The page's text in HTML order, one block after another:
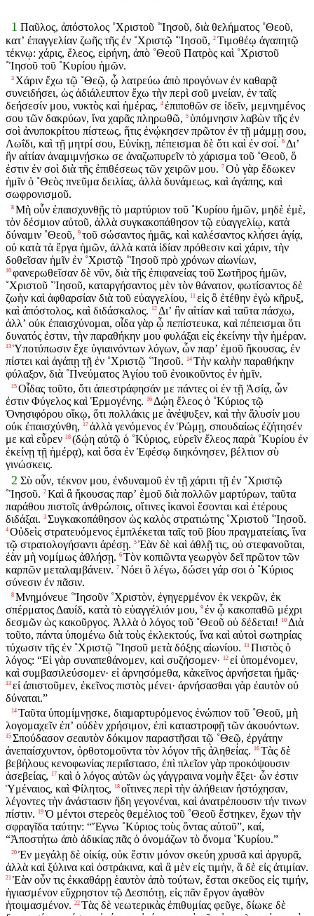
1 Παῦλος, ἀπόστολος ˚Χριστοῦ ˚Ἰησοῦ, διὰ θελήματος ˚Θεοῦ,
κατʼ ἐπαγγελίαν ζωῆς τῆς ἐν ˚Χριστῷ ˚Ἰησοῦ, 2 Τιμοθέῳ ἀγαπητῷ
τέκνῳ: χάρις, ἔλεος, εἰρήνη, ἀπὸ ˚Θεοῦ Πατρὸς καὶ ˚Χριστοῦ
˚Ἰησοῦ τοῦ ˚Κυρίου ἡμῶν.
3 Χάριν ἔχω τῷ ˚Θεῷ, ᾧ λατρεύω ἀπὸ προγόνων ἐν καθαρᾷ
συνειδήσει, ὡς ἀδιάλειπτον ἔχω τὴν περὶ σοῦ μνείαν, ἐν ταῖς
δεήσεσίν μου, νυκτὸς καὶ ἡμέρας, 4 ἐπιποθῶν σε ἰδεῖν, μεμνημένος
σου τῶν δακρύων, ἵνα χαρᾶς πληρωθῶ, 5 ὑπόμνησιν λαβὼν τῆς ἐν
σοὶ ἀνυποκρίτου πίστεως, ἥτις ἐνῴκησεν πρῶτον ἐν τῇ μάμμῃ σου,
Λωΐδι, καὶ τῇ μητρί σου, Εὐνίκῃ, πέπεισμαι δὲ ὅτι καὶ ἐν σοί. 6 Διʼ
ἣν αἰτίαν ἀναμιμνῄσκω σε ἀναζωπυρεῖν τὸ χάρισμα τοῦ ˚Θεοῦ, ὅ
ἐστιν ἐν σοὶ διὰ τῆς ἐπιθέσεως τῶν χειρῶν μου. 7 Οὐ γὰρ ἔδωκεν
ἡμῖν ὁ ˚Θεὸς πνεῦμα δειλίας, ἀλλὰ δυνάμεως, καὶ ἀγάπης, καὶ
σωφρονισμοῦ.
8 Μὴ οὖν ἐπαισχυνθῇς τὸ μαρτύριον τοῦ ˚Κυρίου ἡμῶν, μηδὲ ἐμὲ,
τὸν δέσμιον αὐτοῦ, ἀλλὰ συγκακοπάθησον τῷ εὐαγγελίῳ, κατὰ
δύναμιν ˚Θεοῦ, 9 τοῦ σώσαντος ἡμᾶς, καὶ καλέσαντος κλήσει ἁγίᾳ,
οὐ κατὰ τὰ ἔργα ἡμῶν, ἀλλὰ κατὰ ἰδίαν πρόθεσιν καὶ χάριν, τὴν
δοθεῖσαν ἡμῖν ἐν ˚Χριστῷ ˚Ἰησοῦ πρὸ χρόνων αἰωνίων,
10 φανερωθεῖσαν δὲ νῦν, διὰ τῆς ἐπιφανείας τοῦ Σωτῆρος ἡμῶν,
˚Χριστοῦ ˚Ἰησοῦ, καταργήσαντος μὲν τὸν θάνατον, φωτίσαντος δὲ
ζωὴν καὶ ἀφθαρσίαν διὰ τοῦ εὐαγγελίου,
11 εἰς ὃ ἐτέθην ἐγὼ κῆρυξ,
καὶ ἀπόστολος, καὶ διδάσκαλος.
12 Διʼ ἣν αἰτίαν καὶ ταῦτα πάσχω,
ἀλλʼ οὐκ ἐπαισχύνομαι, οἶδα γὰρ ᾧ πεπίστευκα, καὶ πέπεισμαι ὅτι
δυνατός ἐστιν, τὴν παραθήκην μου φυλάξαι εἰς ἐκείνην τὴν ἡμέραν.
13 Ὑποτύπωσιν ἔχε ὑγιαινόντων λόγων, ὧν παρʼ ἐμοῦ ἤκουσας, ἐν
πίστει καὶ ἀγάπῃ τῇ ἐν ˚Χριστῷ ˚Ἰησοῦ.
14 Τὴν καλὴν παραθήκην
φύλαξον, διὰ ˚Πνεύματος Ἁγίου τοῦ ἐνοικοῦντος ἐν ἡμῖν.
15 Οἶδας τοῦτο, ὅτι ἀπεστράφησάν με πάντες οἱ ἐν τῇ Ἀσίᾳ, ὧν
ἐστιν Φύγελος καὶ Ἑρμογένης.
16 Δῴη ἔλεος ὁ ˚Κύριος τῷ
Ὀνησιφόρου οἴκῳ, ὅτι πολλάκις με ἀνέψυξεν, καὶ τὴν ἅλυσίν μου
οὐκ ἐπαισχύνθη,
17 ἀλλὰ γενόμενος ἐν Ῥώμῃ, σπουδαίως ἐζήτησέν
με καὶ εὗρεν 18 (δῴη αὐτῷ ὁ ˚Κύριος, εὑρεῖν ἔλεος παρὰ ˚Κυρίου ἐν
ἐκείνῃ τῇ ἡμέρᾳ), καὶ ὅσα ἐν Ἐφέσῳ διηκόνησεν, βέλτιον σὺ
γινώσκεις.
2 Σὺ οὖν, τέκνον μου, ἐνδυναμοῦ ἐν τῇ χάριτι τῇ ἐν ˚Χριστῷ
˚Ἰησοῦ. 2 Καὶ ἃ ἤκουσας παρʼ ἐμοῦ διὰ πολλῶν μαρτύρων, ταῦτα
παράθου πιστοῖς ἀνθρώποις, οἵτινες ἱκανοὶ ἔσονται καὶ ἑτέρους
διδάξαι. 3 Συγκακοπάθησον ὡς καλὸς στρατιώτης ˚Χριστοῦ ˚Ἰησοῦ.
4 Οὐδεὶς στρατευόμενος ἐμπλέκεται ταῖς τοῦ βίου πραγματείαις, ἵνα
τῷ στρατολογήσαντι ἀρέσῃ. 5 Ἐὰν δὲ καὶ ἀθλῇ τις, οὐ στεφανοῦται,
ἐὰν μὴ νομίμως ἀθλήσῃ. 6 Τὸν κοπιῶντα γεωργὸν δεῖ πρῶτον τῶν
καρπῶν μεταλαμβάνειν. 7 Νόει ὃ λέγω, δώσει γάρ σοι ὁ ˚Κύριος
σύνεσιν ἐν πᾶσιν.
8 Μνημόνευε ˚Ἰησοῦν ˚Χριστὸν, ἐγηγερμένον ἐκ νεκρῶν, ἐκ
σπέρματος Δαυίδ, κατὰ τὸ εὐαγγέλιόν μου, 9 ἐν ᾧ κακοπαθῶ μέχρι
δεσμῶν ὡς κακοῦργος. Ἀλλὰ ὁ λόγος τοῦ ˚Θεοῦ οὐ δέδεται! 10 Διὰ
τοῦτο, πάντα ὑπομένω διὰ τοὺς ἐκλεκτούς, ἵνα καὶ αὐτοὶ σωτηρίας
τύχωσιν τῆς ἐν ˚Χριστῷ ˚Ἰησοῦ μετὰ δόξης αἰωνίου. 11 Πιστὸς ὁ
λόγος: “Εἰ γὰρ συναπεθάνομεν, καὶ συζήσομεν· 12 εἰ ὑπομένομεν,
καὶ συμβασιλεύσομεν· εἰ ἀρνησόμεθα, κἀκεῖνος ἀρνήσεται ἡμᾶς·
13 εἰ ἀπιστοῦμεν, ἐκεῖνος πιστὸς μένει· ἀρνήσασθαι γὰρ ἑαυτὸν οὐ
δύναται.”
14 Ταῦτα ὑπομίμνῃσκε, διαμαρτυρόμενος ἐνώπιον τοῦ ˚Θεοῦ, μὴ
λογομαχεῖν ἐπʼ οὐδὲν χρήσιμον, ἐπὶ καταστροφῇ τῶν ἀκουόντων.
15 Σπούδασον σεαυτὸν δόκιμον παραστῆσαι τῷ ˚Θεῷ, ἐργάτην
ἀνεπαίσχυντον, ὀρθοτομοῦντα τὸν λόγον τῆς ἀληθείας. 16 Τὰς δὲ
βεβήλους κενοφωνίας περιΐστασο, ἐπὶ πλεῖον γὰρ προκόψουσιν
ἀσεβείας, 17 καὶ ὁ λόγος αὐτῶν ὡς γάγγραινα νομὴν ἕξει· ὧν ἐστιν
Ὑμέναιος, καὶ Φίλητος, 18 οἵτινες περὶ τὴν ἀλήθειαν ἠστόχησαν,
λέγοντες τὴν ἀνάστασιν ἤδη γεγονέναι, καὶ ἀνατρέπουσιν τήν τινων
πίστιν. 19 Ὁ μέντοι στερεὸς θεμέλιος τοῦ ˚Θεοῦ ἕστηκεν, ἔχων τὴν
σφραγῖδα ταύτην: “Ἔγνω ˚Κύριος τοὺς ὄντας αὐτοῦ”, καί,
“Ἀποστήτω ἀπὸ ἀδικίας πᾶς ὁ ὀνομάζων τὸ ὄνομα ˚Κυρίου.”
20 Ἐν μεγάλῃ δὲ οἰκίᾳ, οὐκ ἔστιν μόνον σκεύη χρυσᾶ καὶ ἀργυρᾶ,
ἀλλὰ καὶ ξύλινα καὶ ὀστράκινα, καὶ ἃ μὲν εἰς τιμὴν, ἃ δὲ εἰς ἀτιμίαν.
21 Ἐὰν οὖν τις ἐκκαθάρῃ ἑαυτὸν ἀπὸ τούτων, ἔσται σκεῦος εἰς τιμήν,
ἡγιασμένον εὔχρηστον τῷ Δεσπότῃ, εἰς πᾶν ἔργον ἀγαθὸν
ἡτοιμασμένον. 22 Τὰς δὲ νεωτερικὰς ἐπιθυμίας φεῦγε, δίωκε δὲ